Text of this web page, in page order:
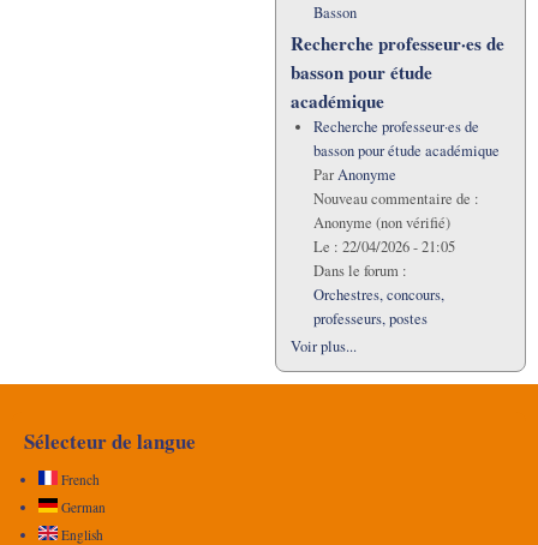
Basson
Recherche professeur·es de
basson pour étude
académique
Recherche professeur·es de
basson pour étude académique
ParAnonyme
Nouveau commentaire de :
Anonyme (non vérifié)
Le : 22/04/2026 - 21:05
Dans le forum :
Orchestres, concours,
professeurs, postes
Voir plus...
Sélecteur de langue
French
German
English